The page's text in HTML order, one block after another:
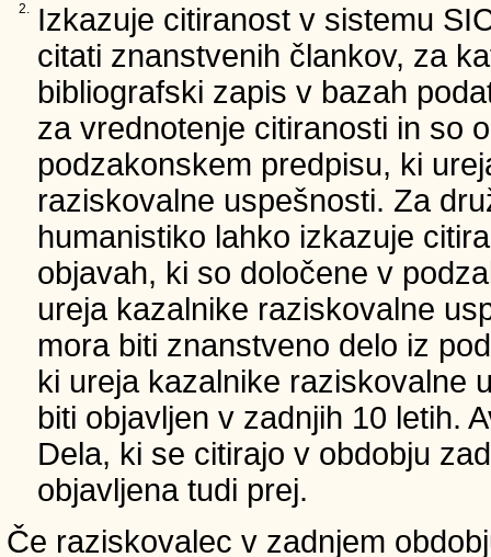
2.
Izkazuje citiranost v sistemu
citati znanstvenih člankov, za
bibliografski zapis v bazah
za vrednotenje citiranosti in so
podzakonskem predpisu, ki
raziskovalne uspešnosti. Za
humanistiko lahko izkazuje
objavah, ki so določene v
ureja kazalnike raziskovalne
mora biti znanstveno delo iz
ki ureja kazalnike raziskovalne
biti objavljen v zadnjih 10 letih.
Dela, ki se citirajo v obdobju
objavljena tudi prej.
Če raziskovalec v zadnjem